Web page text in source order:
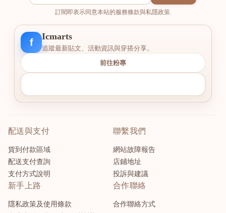
訂閱即表示同意本站的服務條款與私隱政策.
f
Icmarts
追蹤最新貼文、活動資訊與穿搭分享。
前往粉專
配送與支付
貨到付款區域
配送支付查詢
支付方式說明
聯繫我們
網站故障報告
店鋪地址
投訴與建議
新手上路
隱私政策及使用條款
合作聯絡
合作聯絡方式